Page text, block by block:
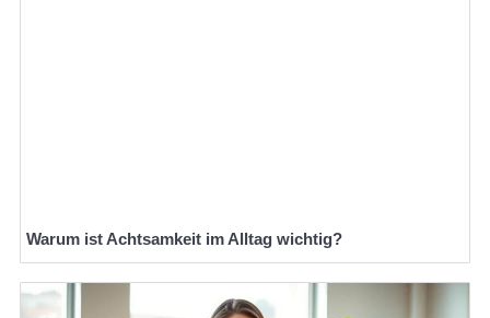
Warum ist Achtsamkeit im Alltag wichtig?